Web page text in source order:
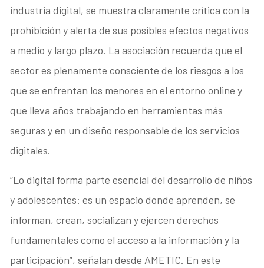
industria digital, se muestra claramente crítica con la
prohibición y alerta de sus posibles efectos negativos
a medio y largo plazo. La asociación recuerda que el
sector es plenamente consciente de los riesgos a los
que se enfrentan los menores en el entorno online y
que lleva años trabajando en herramientas más
seguras y en un diseño responsable de los servicios
digitales.
“Lo digital forma parte esencial del desarrollo de niños
y adolescentes: es un espacio donde aprenden, se
informan, crean, socializan y ejercen derechos
fundamentales como el acceso a la información y la
participación”, señalan desde AMETIC. En este